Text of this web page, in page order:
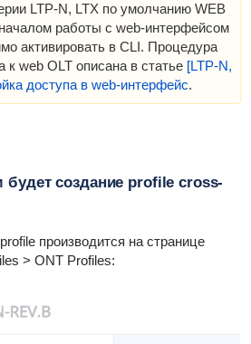
LTP-N, LTX по умолчанию WEB
работы с web-интерфейсом
активировать в CLI. Процедура
к web OLT описана в статье [LTP-N,
доступа в web-интерфейс.
создание profile cross-
производится на странице
> ONT Profiles: